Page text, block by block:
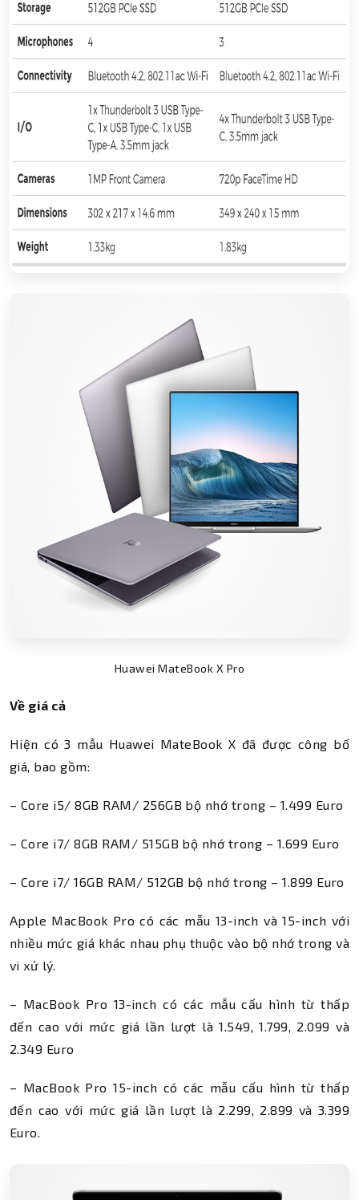
Huawei MateBook X Pro
Về giá cả
Hiện có 3 mẫu Huawei MateBook X đã được công bố
giá, bao gồm:
– Core i5/ 8GB RAM/ 256GB bộ nhớ trong – 1.499 Euro
– Core i7/ 8GB RAM/ 515GB bộ nhớ trong – 1.699 Euro
– Core i7/ 16GB RAM/ 512GB bộ nhớ trong – 1.899 Euro
Apple MacBook Pro có các mẫu 13-inch và 15-inch với
nhiều mức giá khác nhau phụ thuộc vào bộ nhớ trong và
vi xử lý.
– MacBook Pro 13-inch có các mẫu cấu hình từ thấp
đến cao với mức giá lần lượt là 1.549, 1.799, 2.099 và
2.349 Euro
– MacBook Pro 15-inch có các mẫu cấu hình từ thấp
đến cao với mức giá lần lượt là 2.299, 2.899 và 3.399
Euro.